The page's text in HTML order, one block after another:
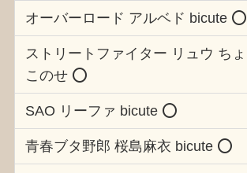
オーバーロード アルベド bicute ⭕️
ストリートファイター リュウ ちょ
このせ ⭕️
SAO リーファ bicute ⭕️
青春ブタ野郎 桜島麻衣 bicute ⭕️